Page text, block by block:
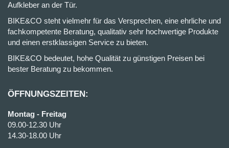
Aufkleber an der Tür.
BIKE&CO steht vielmehr für das Versprechen, eine ehrliche und
fachkompetente Beratung, qualitativ sehr hochwertige Produkte
und einen erstklassigen Service zu bieten.
BIKE&CO bedeutet, hohe Qualität zu günstigen Preisen bei
bester Beratung zu bekommen.
ÖFFNUNGSZEITEN:
Montag - Freitag
09.00-12.30 Uhr
14.30-18.00 Uhr